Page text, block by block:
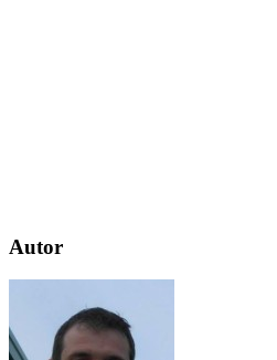
Autor